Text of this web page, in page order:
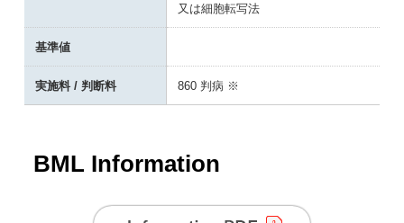
又は細胞転写法
基準値
実施料 / 判断料 860 判病 ※
BML Information